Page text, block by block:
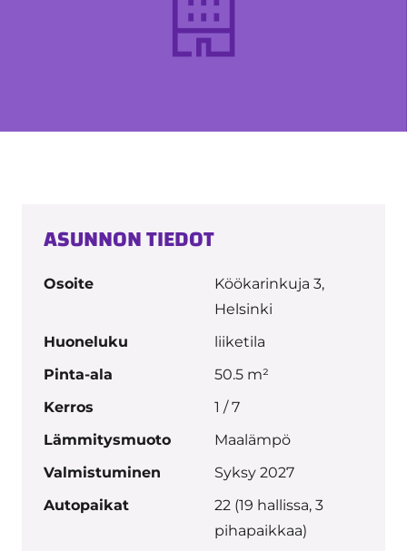
ASUNNON TIEDOT
Osoite
Köökarinkuja 3,
Helsinki
Huoneluku
liiketila
Pinta-ala
50.5 m²
Kerros
1 / 7
Lämmitysmuoto
Maalämpö
Valmistuminen
Syksy 2027
Autopaikat
22 (19 hallissa, 3
pihapaikkaa)